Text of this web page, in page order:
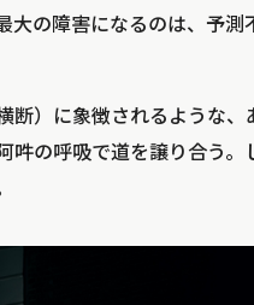
の障害になるのは、予測
）に象徴されるような、
の呼吸で道を譲り合う。